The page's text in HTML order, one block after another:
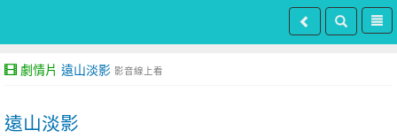
劇情片 遠山淡影 影音線上看
遠山淡影